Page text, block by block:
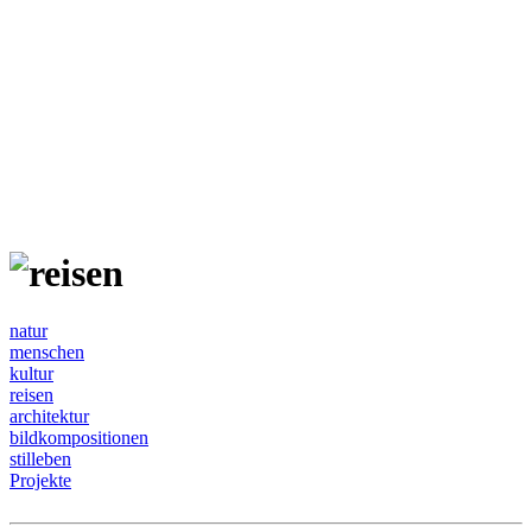
natur
menschen
kultur
reisen
architektur
bildkompositionen
stilleben
Projekte